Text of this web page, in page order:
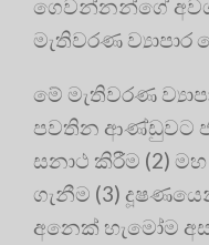
ගෙවන්නන්ගේ
මැතිවරණ ව්‍යාපාර
මේ මැතිවරණ
පවතින ආණ්ඩුවට
සනාථ කිරීම (2)
ගැනීම (3)
අනෙක් හැමෝම